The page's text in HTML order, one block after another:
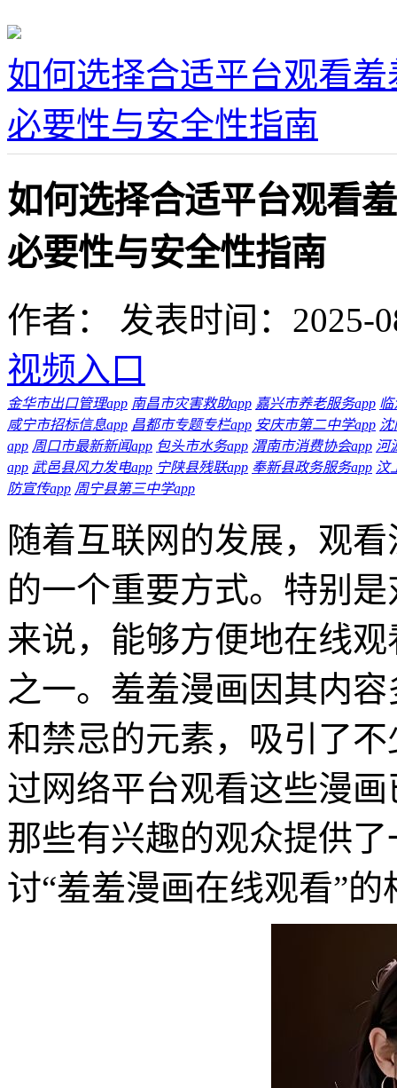
如何选择合适平台观看
必要性与安全性指南
如何选择合适平台观看
必要性与安全性指南
作者：
发表时间：2025-
视频入口
金华市出口管理app 南昌市灾害救助app 嘉兴市养老服务app 临
咸宁市招标信息app 昌都市专题专栏app 安庆市第二中学app 沈
app 周口市最新新闻app 包头市水务app 渭南市消费协会app 河
app 武邑县风力发电app 宁陕县残联app 奉新县政务服务app 汶
防宣传app 周宁县第三中学app
随着互联网的发展，观
的一个重要方式。特别
来说，能够方便地在线
之一。羞羞漫画因其内
和禁忌的元素，吸引了
过网络平台观看这些漫
那些有兴趣的观众提供
讨“羞羞漫画在线观看”的